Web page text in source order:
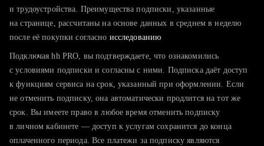
тратите много времени на поиск и вручную поднимаете
хотите сравнить себя с конкурентами и оценить шансы
и трудоустройства. Преимущества подписки, указанные
на странице, рассчитаны на основе данных в среднем в неделю
после её покупки согласно исследованию
Подключая hh PRO, вы подтверждаете, что ознакомились
с условиями подписки и согласны с ними. Подписка даёт доступ
к функциям сервиса на срок, указанный при оформлении. Если
не отменить подписку, она автоматически продлится на тот же
срок. Вы имеете право в любое время отменить подписку
в личном кабинете — доступ к услугам сохранится до конца
оплаченного периода. Все платежи за подписку являются